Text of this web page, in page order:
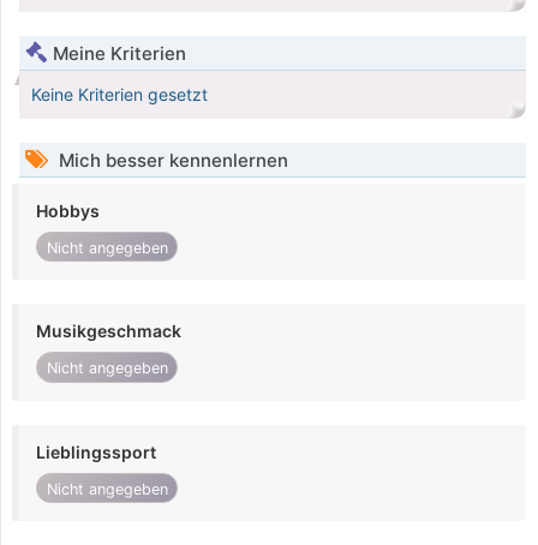
Meine Kriterien
Keine Kriterien gesetzt
Mich besser kennenlernen
Hobbys
Nicht angegeben
Musikgeschmack
Nicht angegeben
Lieblingssport
Nicht angegeben